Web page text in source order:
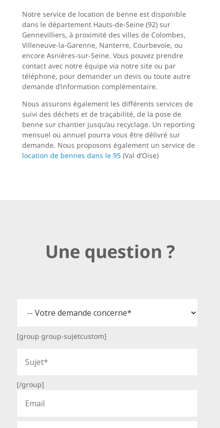
Notre service de location de benne est disponible
dans le département Hauts-de-Seine (92) sur
Gennevilliers, à proximité des villes de Colombes,
Villeneuve-la-Garenne, Nanterre, Courbevoie, ou
encore Asnières-sur-Seine. Vous pouvez prendre
contact avec notre équipe via notre site ou par
téléphone, pour demander un devis ou toute autre
demande d’information complémentaire.
Nous assurons également les différents services de
suivi des déchets et de traçabilité, de la pose de
benne sur chantier jusqu’au recyclage. Un reporting
mensuel ou annuel pourra vous être délivré sur
demande. Nous proposons également un service de
location de bennes dans le 95(Val d’Oise)
Une question ?
[group group-sujetcustom]
[/group]